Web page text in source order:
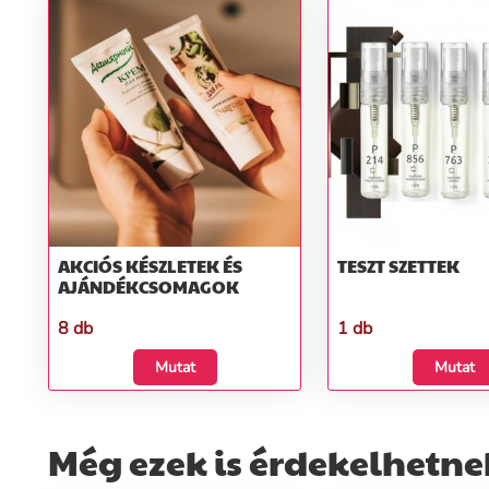
AKCIÓS KÉSZLETEK ÉS
AJÁNDÉKCSOMAGOK
8 db
Mutat
TESZT SZETTEK
1 db
Mutat
Még ezek is